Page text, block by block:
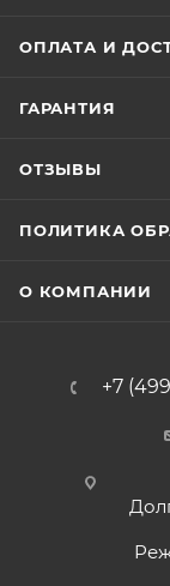
ОПЛАТА И
ГАРАНТИЯ
ОТЗЫВЫ
ПОЛИТИКА
О КОМПАНИИ
+7